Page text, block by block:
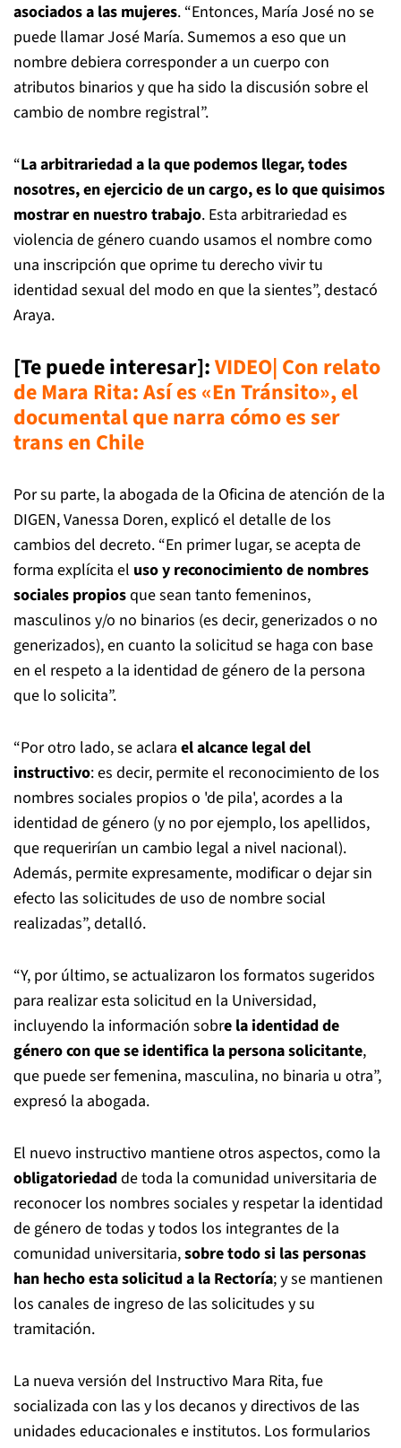
asociados a las mujeres. “Entonces, María José no se
puede llamar José María. Sumemos a eso que un
nombre debiera corresponder a un cuerpo con
atributos binarios y que ha sido la discusión sobre el
cambio de nombre registral”.
“La arbitrariedad a la que podemos llegar, todes
nosotres, en ejercicio de un cargo, es lo que quisimos
mostrar en nuestro trabajo. Esta arbitrariedad es
violencia de género cuando usamos el nombre como
una inscripción que oprime tu derecho vivir tu
identidad sexual del modo en que la sientes”, destacó
Araya.
[Te puede interesar]:VIDEO| Con relato
de Mara Rita: Así es «En Tránsito», el
documental que narra cómo es ser
trans en Chile
Por su parte, la abogada de la Oficina de atención de la
DIGEN, Vanessa Doren, explicó el detalle de los
cambios del decreto. “En primer lugar, se acepta de
forma explícita el uso y reconocimiento de nombres
sociales propiosque sean tanto femeninos,
masculinos y/o no binarios (es decir, generizados o no
generizados), en cuanto la solicitud se haga con base
en el respeto a la identidad de género de la persona
que lo solicita”.
“Por otro lado, se aclara el alcance legal del
instructivo: es decir, permite el reconocimiento de los
nombres sociales propios o 'de pila', acordes a la
identidad de género (y no por ejemplo, los apellidos,
que requerirían un cambio legal a nivel nacional).
Además, permite expresamente, modificar o dejar sin
efecto las solicitudes de uso de nombre social
realizadas”, detalló.
“Y, por último, se actualizaron los formatos sugeridos
para realizar esta solicitud en la Universidad,
incluyendo la información sobre la identidad de
género con que se identifica la persona solicitante,
que puede ser femenina, masculina, no binaria u otra”,
expresó la abogada.
El nuevo instructivo mantiene otros aspectos, como la
obligatoriedadde toda la comunidad universitaria de
reconocer los nombres sociales y respetar la identidad
de género de todas y todos los integrantes de la
comunidad universitaria,sobre todo si las personas
han hecho esta solicitud a la Rectoría; y se mantienen
los canales de ingreso de las solicitudes y su
tramitación.
La nueva versión del Instructivo Mara Rita, fue
socializada con las y los decanos y directivos de las
unidades educacionales e institutos. Los formularios